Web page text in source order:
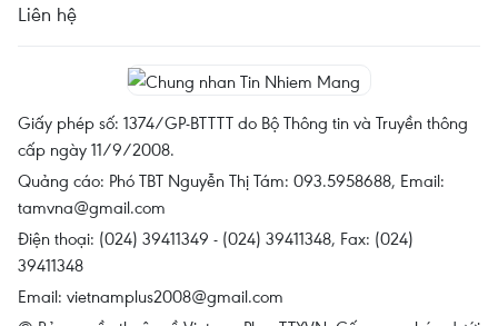
Liên hệ
Giấy phép số: 1374/GP-BTTTT do Bộ Thông tin và Truyền thông
cấp ngày 11/9/2008.
Quảng cáo: Phó TBT Nguyễn Thị Tám: 093.5958688, Email:
tamvna@gmail.com
Điện thoại: (024) 39411349 - (024) 39411348, Fax: (024)
39411348
Email: vietnamplus2008@gmail.com